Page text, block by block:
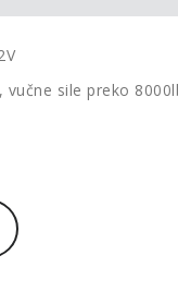
sile preko